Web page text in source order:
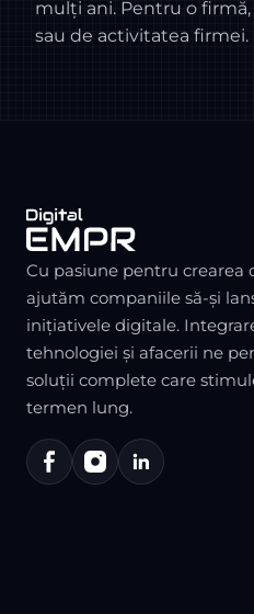
mulți ani. Pentru o
sau de activitatea firmei.
Cu pasiune pentru crearea
ajutăm companiile să-și
inițiativele digitale.
tehnologiei și afacerii ne
soluții complete care
termen lung.